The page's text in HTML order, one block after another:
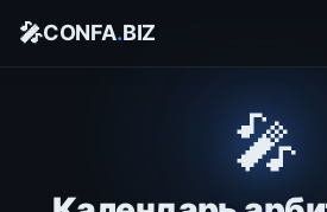
🎤CONFA.BIZ
🎤